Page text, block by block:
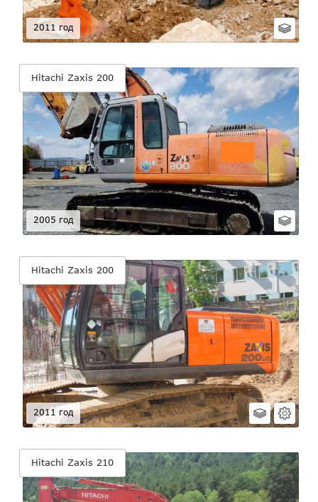
2011 год
Hitachi Zaxis 200
2005 год
Hitachi Zaxis 200
2011 год
Hitachi Zaxis 210